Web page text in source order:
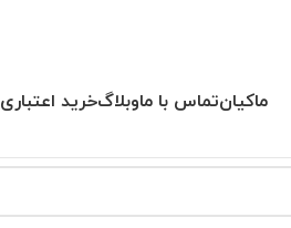
ماکیانتماس با ماوبلاگخرید اعتباری